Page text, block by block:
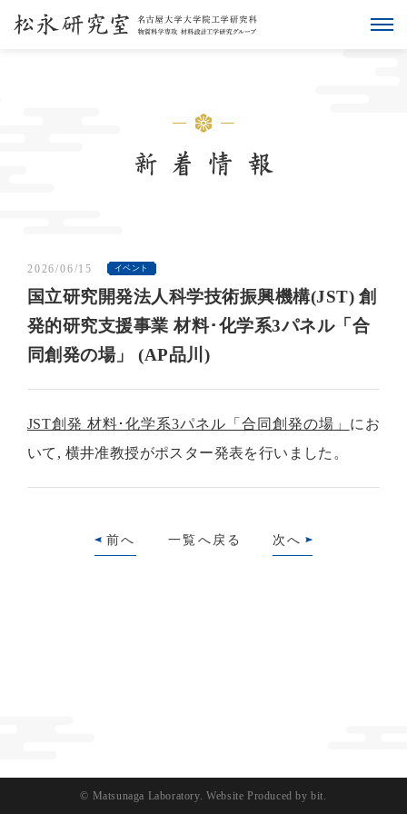
2026/06/15 イベント
国立研究開発法人科学技術振興機構(JST) 創
発的研究支援事業 材料･化学系3パネル「合
同創発の場」 (AP品川)
JST創発 材料･化学系3パネル「合同創発の場」 にお
いて, 横井准教授がポスター発表を行いました。
前へ 一覧へ戻る 次へ
© Matsunaga Laboratory. Website Produced by bit.